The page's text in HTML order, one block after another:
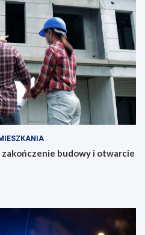
zakończenie budowy i otwarcie